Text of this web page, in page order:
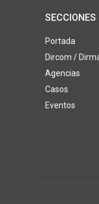
SECCIONES
Portada
Dircom /
Agencias
Casos
Eventos